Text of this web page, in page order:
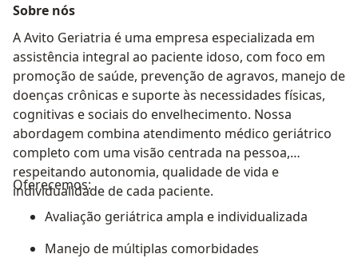
Sobre nós
A Avito Geriatria é uma empresa especializada em
assistência integral ao paciente idoso, com foco em
promoção de saúde, prevenção de agravos, manejo de
doenças crônicas e suporte às necessidades físicas,
cognitivas e sociais do envelhecimento. Nossa
abordagem combina atendimento médico geriátrico
completo com uma visão centrada na pessoa,
respeitando autonomia, qualidade de vida e
individualidade de cada paciente.
Oferecemos:
Avaliação geriátrica ampla e individualizada
Manejo de múltiplas comorbidades